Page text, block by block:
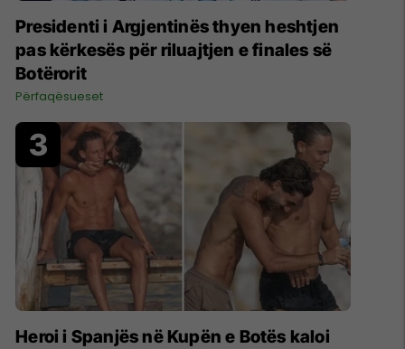
Presidenti i Argjentinës thyen heshtjen
pas kërkesës për riluajtjen e finales së
Botërorit
Përfaqësueset
Heroi i Spanjës në Kupën e Botës kaloi